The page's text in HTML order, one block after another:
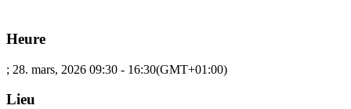
Heure
; 28. mars, 2026 09:30 - 16:30(GMT+01:00)
Lieu